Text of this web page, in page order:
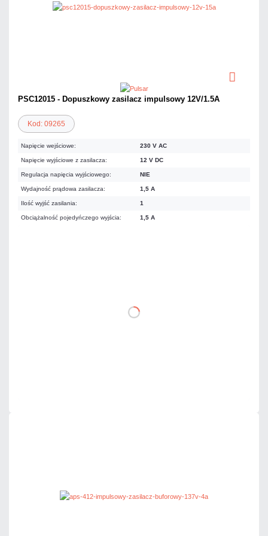
PSC12015 - Dopuszkowy zasilacz impulsowy 12V/1.5A
Kod: 09265
Napięcie wejściowe: 230 V AC
Napięcie wyjściowe z zasilacza: 12 V DC
Regulacja napięcia wyjściowego: NIE
Wydajność prądowa zasilacza: 1,5 A
Ilość wyjść zasilania: 1
Obciążalność pojedyńczego wyjścia: 1,5 A
DO KOSZYKA